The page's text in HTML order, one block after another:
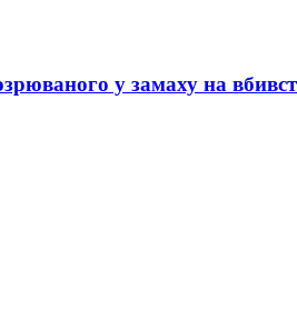
у замаху на